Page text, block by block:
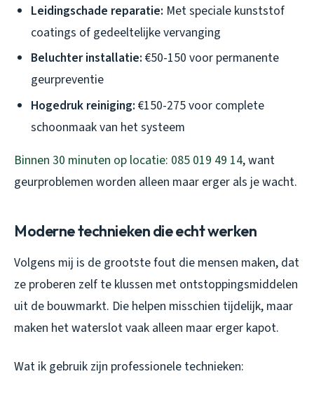
Leidingschade reparatie: Met speciale kunststof
coatings of gedeeltelijke vervanging
Beluchter installatie: €50-150 voor permanente
geurpreventie
Hogedruk reiniging: €150-275 voor complete
schoonmaak van het systeem
Binnen 30 minuten op locatie: 085 019 49 14, want
geurproblemen worden alleen maar erger als je wacht.
Moderne technieken die echt werken
Volgens mij is de grootste fout die mensen maken, dat
ze proberen zelf te klussen met ontstoppingsmiddelen
uit de bouwmarkt. Die helpen misschien tijdelijk, maar
maken het waterslot vaak alleen maar erger kapot.
Wat ik gebruik zijn professionele technieken: